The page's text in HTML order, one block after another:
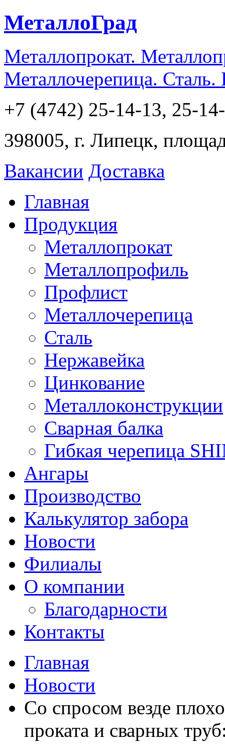
МеталлоГрад
Металлопрокат.
Металлочерепица.
+7 (4742) 25-14-13, 25-
398005, г. Липецк,
Вакансии Доставка
Главная
Продукция
Металлопрокат
Металлопрофиль
Профлист
Металлочерепица
Сталь
Нержавейка
Цинкование
Металлоконструкции
Сварная балка
Гибкая черепица
Ангары
Производство
Калькулятор забора
Новости
Филиалы
О компании
Благодарности
Контакты
Главная
Новости
Со спросом везде
проката и сварных